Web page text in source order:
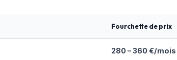
Fourchette de prix
280 – 360 €/mois